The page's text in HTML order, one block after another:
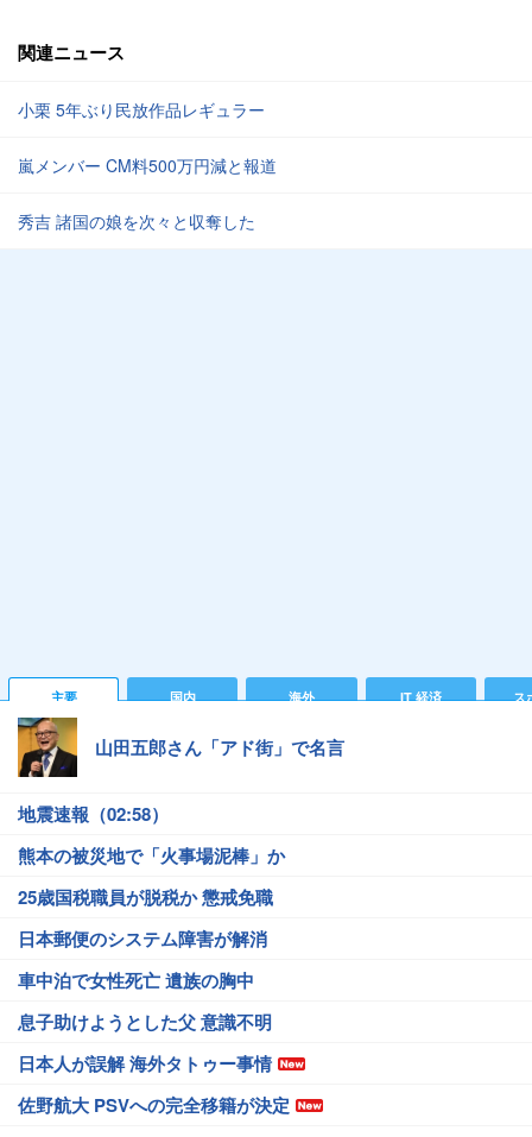
関連ニュース
小栗 5年ぶり民放作品レギュラー
嵐メンバー CM料500万円減と報道
秀吉 諸国の娘を次々と収奪した
主要 国内 海外 IT 経済 ス
山田五郎さん「アド街」で名言
地震速報（02:58）
熊本の被災地で「火事場泥棒」か
25歳国税職員が脱税か 懲戒免職
日本郵便のシステム障害が解消
車中泊で女性死亡 遺族の胸中
息子助けようとした父 意識不明
日本人が誤解 海外タトゥー事情
佐野航大 PSVへの完全移籍が決定